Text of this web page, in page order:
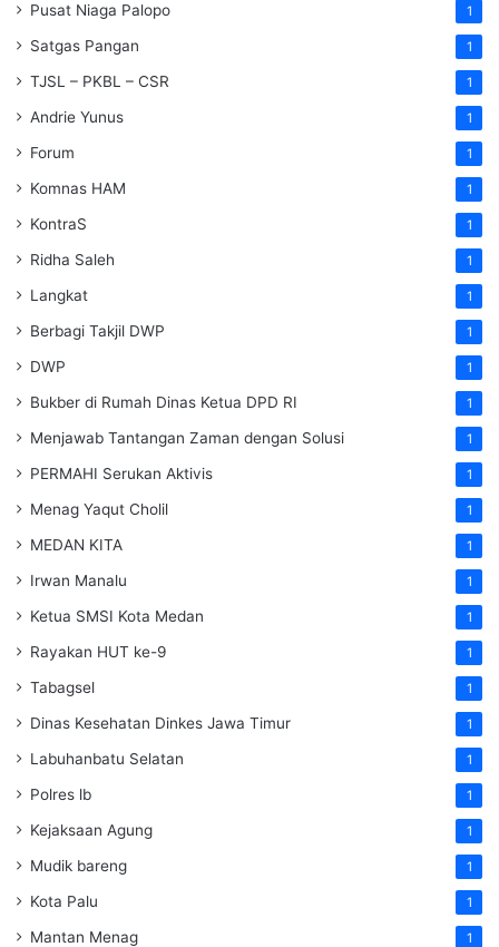
Pusat Niaga Palopo 1
Satgas Pangan 1
TJSL – PKBL – CSR 1
Andrie Yunus 1
Forum 1
Komnas HAM 1
KontraS 1
Ridha Saleh 1
Langkat 1
Berbagi Takjil DWP 1
DWP 1
Bukber di Rumah Dinas Ketua DPD RI 1
Menjawab Tantangan Zaman dengan Solusi 1
PERMAHI Serukan Aktivis 1
Menag Yaqut Cholil 1
MEDAN KITA 1
Irwan Manalu 1
Ketua SMSI Kota Medan 1
Rayakan HUT ke-9 1
Tabagsel 1
Dinas Kesehatan Dinkes Jawa Timur 1
Labuhanbatu Selatan 1
Polres lb 1
Kejaksaan Agung 1
Mudik bareng 1
Kota Palu 1
Mantan Menag 1